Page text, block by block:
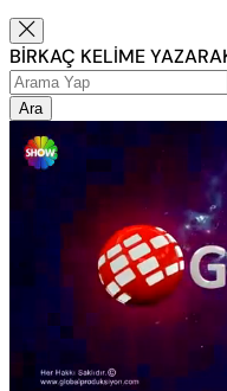
BİRKAÇ KELİME
Ara
Yüklendi